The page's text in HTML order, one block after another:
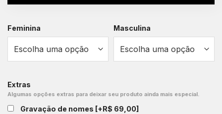
Feminina Masculina
Extras
Algumas opções extras para deixar seu produto ainda mais especial.
Gravação de nomes [+R$ 69,00]